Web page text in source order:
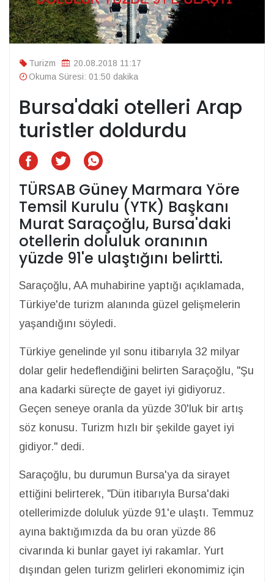
Turizm
20.08.2018 11:17
Okuma Süresi: 01:50 dakika
Bursa'daki otelleri Arap
turistler doldurdu
TÜRSAB Güney Marmara Yöre
Temsil Kurulu (YTK) Başkanı
Murat Saraçoğlu, Bursa'daki
otellerin doluluk oranının
yüzde 91'e ulaştığını belirtti.
Saraçoğlu, AA muhabirine yaptığı açıklamada,
Türkiye'de turizm alanında güzel gelişmelerin
yaşandığını söyledi.
Türkiye genelinde yıl sonu itibarıyla 32 milyar
dolar gelir hedeflendiğini belirten Saraçoğlu, "Şu
ana kadarki süreçte de gayet iyi gidiyoruz.
Geçen seneye oranla da yüzde 30'luk bir artış
söz konusu. Turizm hızlı bir şekilde gayet iyi
gidiyor." dedi.
Saraçoğlu, bu durumun Bursa'ya da sirayet
ettiğini belirterek, "Dün itibarıyla Bursa'daki
otellerimizde doluluk yüzde 91'e ulaştı. Temmuz
ayına baktığımızda da bu oran yüzde 86
civarında ki bunlar gayet iyi rakamlar. Yurt
dışından gelen turizm gelirleri ekonomimiz için